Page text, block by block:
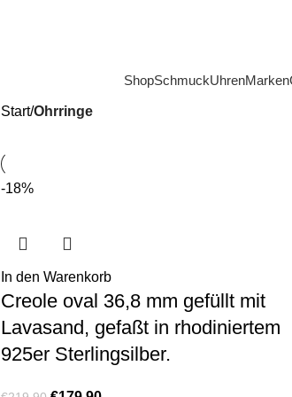
ShopSchmuckUhrenMarken
Start Ohrringe
-18%
In den Warenkorb
Creole oval 36,8 mm gefüllt mit
Lavasand, gefaßt in rhodiniertem
925er Sterlingsilber.